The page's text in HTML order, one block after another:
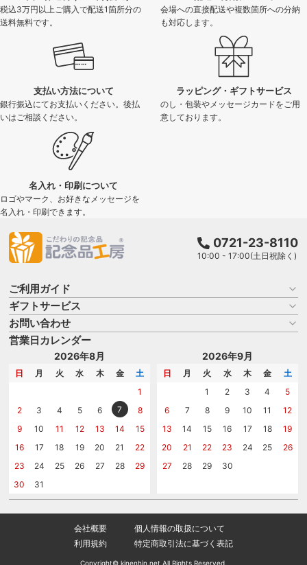
税込3万円以上ご購入で配送1箇所分の
送料無料です。
会場への直接配送や複数箇所への分納
も対応します。
支払い方法について
銀行振込にてお支払いください。後払
いはご相談ください。
ラッピング・ギフトサービス
のし・包装やメッセージカードをご用
意しております。
名入れ・印刷について
ロゴやマーク、お好きなメッセージを
名入れ・印刷できます。
0721-23-8110
10:00 - 17:00(土日祝除く)
ご利用ガイド
お買い物ガイド
よくある質問
はじめての記念品選び
記念品工房の使い方
ギフトサービス
名入れについて
のし
メッセージカード
お問い合わせ
商品選びを相談する
名入れについて相談する
カタログを請求する
営業日カレンダー
2026年8月
日 月 火 水 木 金
土
1
2
3 4 5 6 7
8
9
10 11 12 13 14
15
16
17 18 19 20 21
22
23
24 25 26 27 28
29
30
31
2026年9月
日 月 火 水 木 金
土
1
2 3 4
5
6
7 8 9 10 11
12
13
14 15 16 17 18
19
20
21 22 23 24 25
26
27
28 29 30
会社概要
個人情報の取扱について
利用規約
特定商取引法に基づく表記
Copyright© kinenhin.net All Rights Reserved.